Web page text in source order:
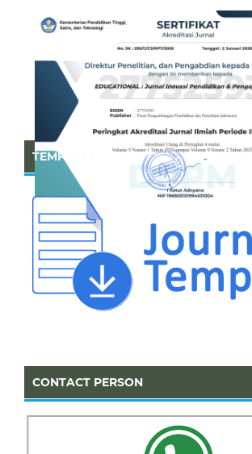
TEMPLATE
CONTACT PERSON